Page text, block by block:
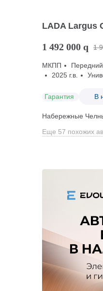
LADA Largus
1 492 000 q 1
МКПП
2025 г.в.
Гарантия В
Набережные
Еще 57 похожих